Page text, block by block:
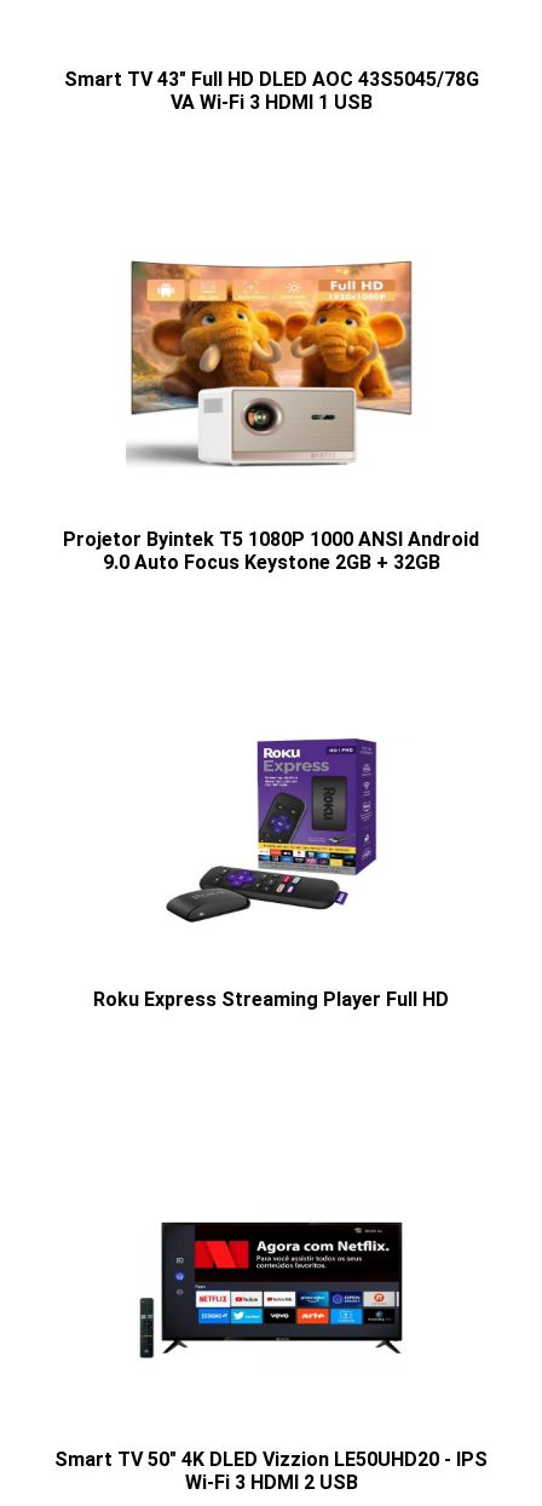
Smart TV 43" Full HD DLED AOC 43S5045/78G
VA Wi-Fi 3 HDMI 1 USB
Projetor Byintek T5 1080P 1000 ANSI Android
9.0 Auto Focus Keystone 2GB + 32GB
Roku Express Streaming Player Full HD
Smart TV 50" 4K DLED Vizzion LE50UHD20 - IPS
Wi-Fi 3 HDMI 2 USB